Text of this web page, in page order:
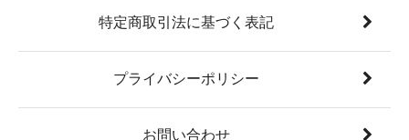
特定商取引法に基づく表記
プライバシーポリシー
お問い合わせ